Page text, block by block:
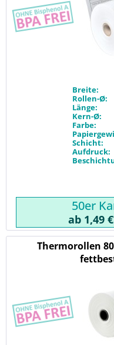
Breite:
Rollen-Ø:
Länge:
Kern-Ø:
Farbe:
Schicht:
Aufdruck:
50er
ab 1,49
Thermorollen